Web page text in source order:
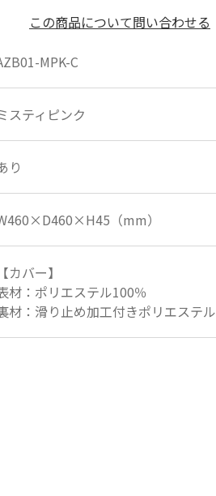
MPK-C
スティピンク
り
（mm）
【カバー】
材：ポリエステル100％
材：滑り止め加工付きポリエステル
この商品について問い合わせる